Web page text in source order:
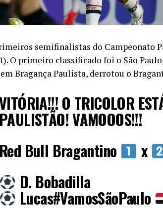
semifinalistas do Campeonato
O primeiro classificado foi o São
Bragança Paulista, derrotou o
O TRICOLOR
PAULISTÃO! VAMOOOS!!!
Red Bull Bragantino
x
D. Bobadilla
Lucas#VamosSãoPaulo